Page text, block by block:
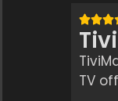
TV